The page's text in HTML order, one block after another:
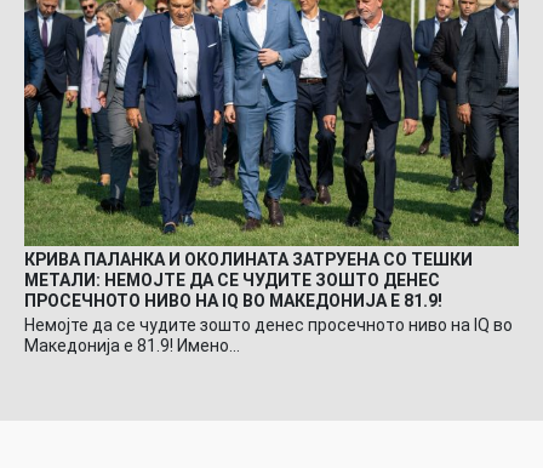
КРИВА ПАЛАНКА И ОКОЛИНАТА ЗАТРУЕНА СО ТЕШКИ
МЕТАЛИ: НЕМОЈТЕ ДА СЕ ЧУДИТЕ ЗОШТО ДЕНЕС
ПРОСЕЧНОТО НИВО НА IQ ВО МАКЕДОНИЈА Е 81.9!
Немојте да се чудите зошто денес просечното ниво на IQ во
Македонија е 81.9! Имено…